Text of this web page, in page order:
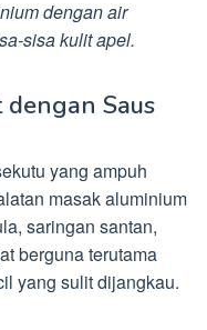
dengan air
sisa kulit apel.
Saus
yang ampuh
masak aluminium
saringan santan,
berguna terutama
yang sulit dijangkau.